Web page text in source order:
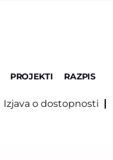
PROJEKTI RAZPIS
Izjava o dostopnosti